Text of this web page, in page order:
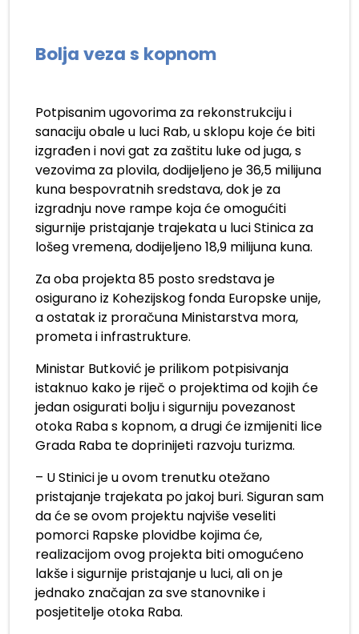
Bolja veza s kopnom
Potpisanim ugovorima za rekonstrukciju i
sanaciju obale u luci Rab, u sklopu koje će biti
izgrađen i novi gat za zaštitu luke od juga, s
vezovima za plovila, dodijeljeno je 36,5 milijuna
kuna bespovratnih sredstava, dok je za
izgradnju nove rampe koja će omogućiti
sigurnije pristajanje trajekata u luci Stinica za
lošeg vremena, dodijeljeno 18,9 milijuna kuna.
Za oba projekta 85 posto sredstava je
osigurano iz Kohezijskog fonda Europske unije,
a ostatak iz proračuna Ministarstva mora,
prometa i infrastrukture.
Ministar Butković je prilikom potpisivanja
istaknuo kako je riječ o projektima od kojih će
jedan osigurati bolju i sigurniju povezanost
otoka Raba s kopnom, a drugi će izmijeniti lice
Grada Raba te doprinijeti razvoju turizma.
– U Stinici je u ovom trenutku otežano
pristajanje trajekata po jakoj buri. Siguran sam
da će se ovom projektu najviše veseliti
pomorci Rapske plovidbe kojima će,
realizacijom ovog projekta biti omogućeno
lakše i sigurnije pristajanje u luci, ali on je
jednako značajan za sve stanovnike i
posjetitelje otoka Raba.